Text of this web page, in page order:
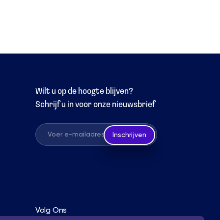
Wilt u op de hoogte blijven?
Schrijf u in voor onze nieuwsbrief
Inschrijven
Volg Ons